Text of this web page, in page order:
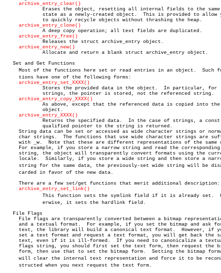
archive_entry_clear()
archive_entry_clone()
archive_entry_free()
archive_entry_new()
   Set and Get Functions
Most of the functions here set or read entries in an object.  Such
     tions have one of the following forms:
archive_entry_set_XXXX()
archive_entry_copy_XXXX()
archive_entry_XXXX()
String data can be set or accessed as wide character strings or
char strings.  The functions that use wide character strings are
with _w.  Note that these are different representations of the same
For example, if you store a narrow string and read the corresponding
string, the object will transparently convert formats using the
locale.  Similarly, if you store a wide string and then store a
string for the same data, the previously-set wide string will be
     carded in favor of the new data.
     There are a few set/get functions that merit additional description:
archive_entry_set_link()
   File Flags
File flags are transparently converted between a bitmap
and a textual format.  For example, if you set the bitmap and ask
text, the library will build a canonical text format.  However, if
set a text format and request a text format, you will get back the
text, even if it is ill-formed.  If you need to canonicalize a
flags string, you should first set the text form, then request the
form, then use that to set the bitmap form.  Setting the bitmap
will clear the internal text representation and force it to be
     structed when you next request the text form.